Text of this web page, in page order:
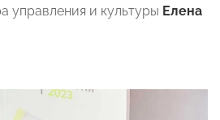
управления и культуры Елена